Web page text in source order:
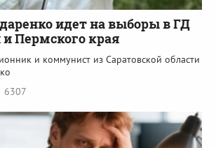
идет на выборы в ГД
Пермского края
и коммунист из Саратовской области
6307